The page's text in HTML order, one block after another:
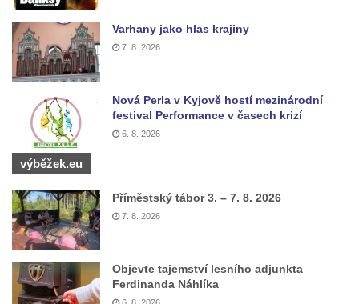
Kostel svatého Havla na hřbitově v
Hrobčicích
Kaple svatého Vavřince v Mirošovicích
Márnice na hřbitově v Račicích
Márnice na hřbitově v Dobříni
Kaple v Bezděkově
Kaple Nejsvětější Trojice v centru Liběšic
Výklenková kaple na rozcestí na jižním
okraji Liběšic
Kostel svaté Kateřiny v Chouči
Kaple svatého Blažeje východně od Lužice
Kostel svatého Augustina v Lužici
Varhany jako hlas krajiny
7. 8. 2026
Nová Perla v Kyjově hostí mezinárodní
festival Performance v časech krizí
6. 8. 2026
výběžek.eu
Příměstský tábor 3. – 7. 8. 2026
7. 8. 2026
Objevte tajemství lesního adjunkta
Ferdinanda Náhlíka